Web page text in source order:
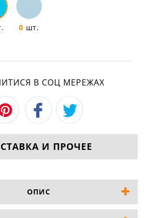
0 шт.
В СОЦ МЕРЕЖАХ
И ПРОЧЕЕ
ОПИС